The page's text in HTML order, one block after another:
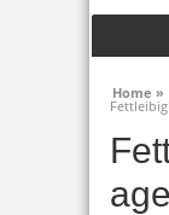
Home »